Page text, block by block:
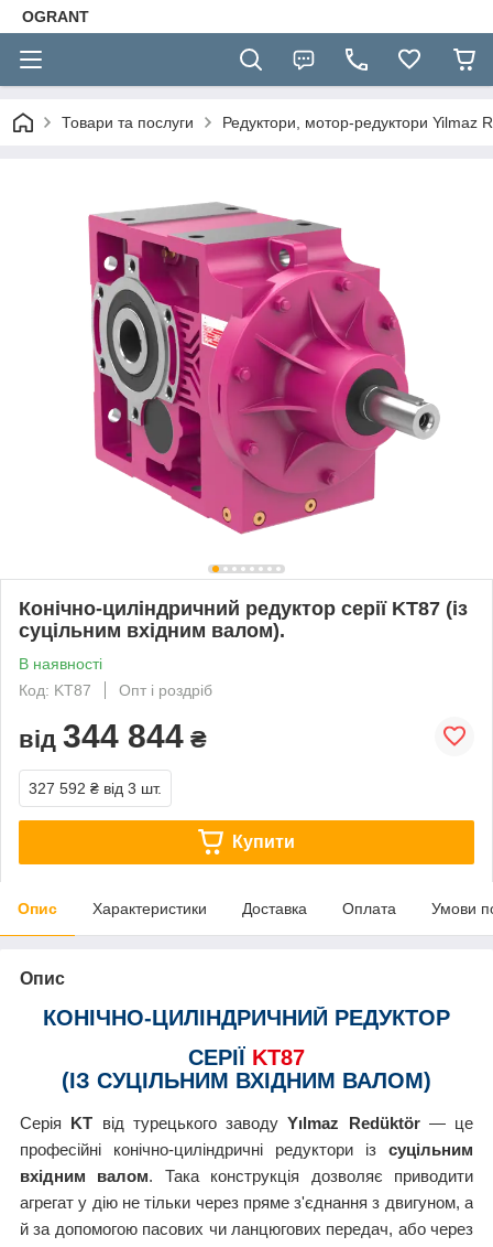
OGRANT
Товари та послуги Редуктори, мотор-редуктори Yilmaz
Конічно-циліндричний редуктор серії KT87 (із
суцільним вхідним валом).
В наявності
Код: KT87
Опт і роздріб
від 344 844 ₴
327 592 ₴ від 3 шт.
Купити
Опис Характеристики Доставка Оплата Умови
Опис
КОНІЧНО-ЦИЛІНДРИЧНИЙ РЕДУКТОР
СЕРІЇ KT87
(ІЗ СУЦІЛЬНИМ ВХІДНИМ ВАЛОМ)
Серія KT від турецького заводуYılmaz Redüktör— це
професійні конічно-циліндричні редуктори із суцільним
вхідним валом. Така конструкція дозволяє приводити
агрегат у дію не тільки через пряме з'єднання з двигуном, а
й за допомогою пасових чи ланцюгових передач, або через